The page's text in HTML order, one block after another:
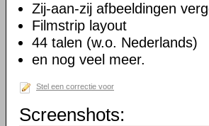
Zij-aan-zij afbeeldingen
Filmstrip layout
44 talen (w.o. Nederlands)
en nog veel meer.
Stel een correctie voor
Screenshots: